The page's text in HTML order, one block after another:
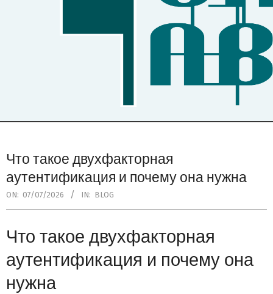
Menu
Что такое двухфакторная
аутентификация и почему она нужна
ON: 07/07/2026 IN: BLOG
Что такое двухфакторная
аутентификация и почему она
нужна